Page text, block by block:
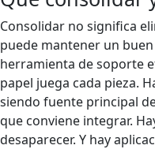
Consolidar no significa
puede mantener un buen
herramienta de soporte
papel juega cada pieza.
siendo fuente principal
que conviene integrar.
desaparecer. Y hay